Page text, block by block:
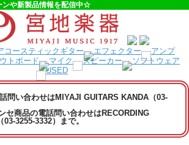
や新製品情報を配信中☆
問い合わせはMIYAJI GUITARS KANDA（03-
セ商品の電話問い合わせはRECORDING
3255-3332）まで。